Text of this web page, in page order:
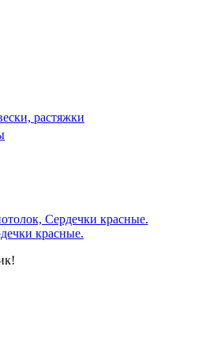
растяжки
красные.